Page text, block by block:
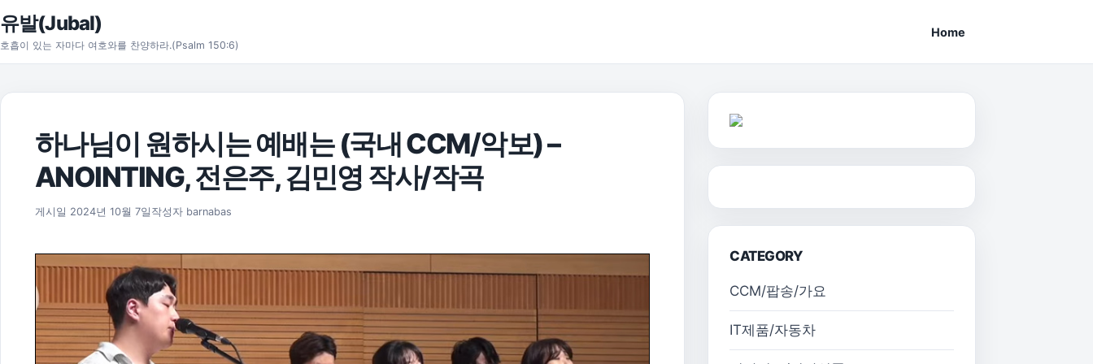
본문으로 건너뛰기
유발(Jubal)
호흡이 있는 자마다 여호와를 찬양하라.(Psalm 150:6)
Home
하나님이 원하시는 예배는 (국내 CCM/악보) –
ANOINTING, 전은주, 김민영 작사/작곡
게시일 2024년 10월 7일 2025년 11월 17일
작성자 barnabas
CATEGORY
CCM/팝송/가요
IT제품/자동차